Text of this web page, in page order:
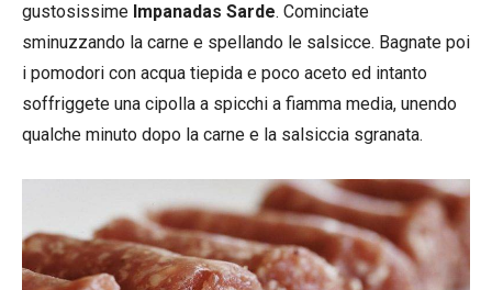
gustosissime Impanadas Sarde. Cominciate
sminuzzando la carne e spellando le salsicce. Bagnate poi
i pomodori con acqua tiepida e poco aceto ed intanto
soffriggete una cipolla a spicchi a fiamma media, unendo
qualche minuto dopo la carne e la salsiccia sgranata.